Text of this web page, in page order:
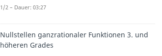
1/2 – Dauer: 03:27
Nullstellen ganzrationaler Funktionen 3. und
höheren Grades